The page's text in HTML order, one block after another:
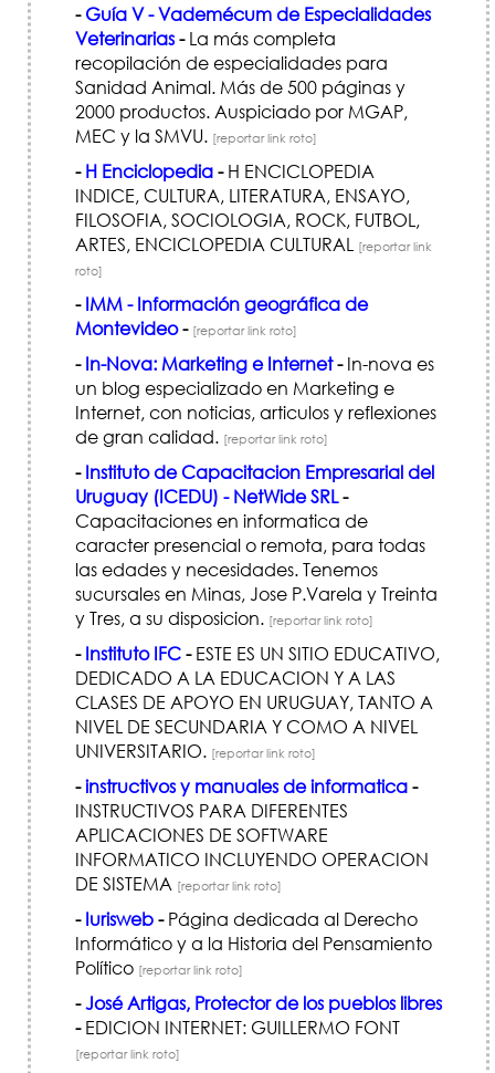
- Guía V - Vademécum de Especialidades
Veterinarias-La más completa
recopilación de especialidades para
Sanidad Animal. Más de 500 páginas y
2000 productos. Auspiciado por MGAP,
MEC y la SMVU. [reportar link roto]
- H Enciclopedia-H ENCICLOPEDIA
INDICE, CULTURA, LITERATURA, ENSAYO,
FILOSOFIA, SOCIOLOGIA, ROCK, FUTBOL,
ARTES, ENCICLOPEDIA CULTURAL [reportar link
roto]
- IMM - Información geográfica de
Montevideo- [reportar link roto]
- In-Nova: Marketing e Internet-In-nova es
un blog especializado en Marketing e
Internet, con noticias, articulos y reflexiones
de gran calidad. [reportar link roto]
- Instituto de Capacitacion Empresarial del
Uruguay (ICEDU) - NetWide SRL-
Capacitaciones en informatica de
caracter presencial o remota, para todas
las edades y necesidades. Tenemos
sucursales en Minas, Jose P.Varela y Treinta
y Tres, a su disposicion. [reportar link roto]
- Instituto IFC-ESTE ES UN SITIO EDUCATIVO,
DEDICADO A LA EDUCACION Y A LAS
CLASES DE APOYO EN URUGUAY, TANTO A
NIVEL DE SECUNDARIA Y COMO A NIVEL
UNIVERSITARIO. [reportar link roto]
-instructivos y manuales de informatica-
INSTRUCTIVOS PARA DIFERENTES
APLICACIONES DE SOFTWARE
INFORMATICO INCLUYENDO OPERACION
DE SISTEMA [reportar link roto]
- Iurisweb-Página dedicada al Derecho
Informático y a la Historia del Pensamiento
Político [reportar link roto]
-José Artigas, Protector de los pueblos libres
-EDICION INTERNET: GUILLERMO FONT
[reportar link roto]